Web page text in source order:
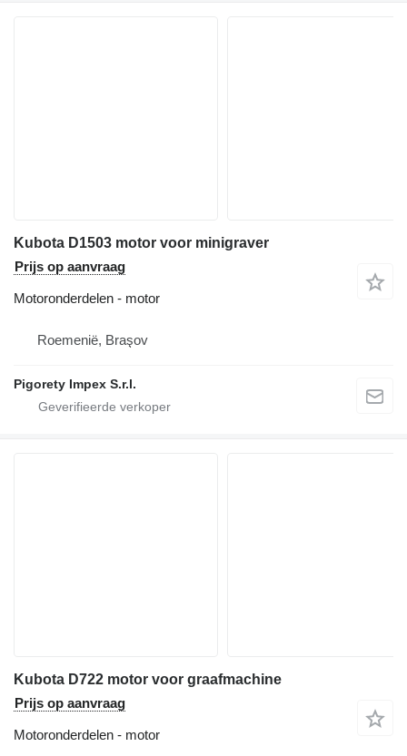
Kubota D1503 motor voor minigraver
Prijs op aanvraag
Motoronderdelen - motor
Roemenië, Braşov
Pigorety Impex S.r.l.
Kubota D722 motor voor graafmachine
Prijs op aanvraag
Motoronderdelen - motor